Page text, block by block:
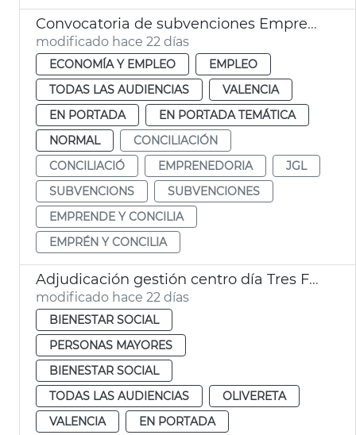
Convocatoria de subvenciones Emprende y concilia
modificado hace 22 días
ECONOMÍA Y EMPLEO
EMPLEO
TODAS LAS AUDIENCIAS
VALENCIA
EN PORTADA
EN PORTADA TEMÁTICA
NORMAL
CONCILIACIÓN
CONCILIACIÓ
EMPRENEDORIA
JGL
SUBVENCIONS
SUBVENCIONES
EMPRENDE Y CONCILIA
EMPRÉN Y CONCILIA
Adjudicación gestión centro día Tres Forques València
modificado hace 22 días
BIENESTAR SOCIAL
PERSONAS MAYORES
BIENESTAR SOCIAL
TODAS LAS AUDIENCIAS
OLIVERETA
VALENCIA
EN PORTADA